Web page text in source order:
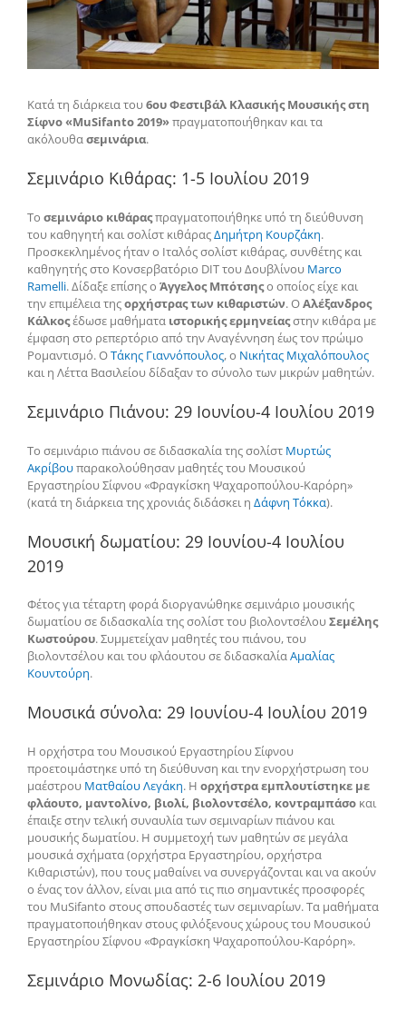
Κατά τη διάρκεια του6ου Φεστιβάλ Κλασικής Μουσικής στη
Σίφνο «MuSifanto 2019»πραγματοποιήθηκαν και τα
ακόλουθασεμινάρια.
Σεμινάριο Κιθάρας: 1-5 Ιουλίου 2019
Το σεμινάριο κιθάραςπραγματοποιήθηκε υπό τη διεύθυνση
του καθηγητή και σολίστ κιθάραςΔημήτρη Κουρζάκη.
Προσκεκλημένος ήταν ο Ιταλός σολίστ κιθάρας, συνθέτης και
καθηγητής στο Κονσερβατόριο DIT του Δουβλίνου Marco
Ramelli. Δίδαξε επίσης ο Άγγελος Μπότσηςο οποίος είχε και
την επιμέλεια τηςορχήστρας των κιθαριστών. ΟΑλέξανδρος
Κάλκοςέδωσε μαθήματα ιστορικής ερμηνείαςστην κιθάρα με
έμφαση στο ρεπερτόριο από την Αναγέννηση έως τον πρώιμο
Ρομαντισμό. OΤάκης Γιαννόπουλος, ο Νικήτας Μιχαλόπουλος
και η Λέττα Βασιλείου δίδαξαν το σύνολο των μικρών μαθητών.
Σεμινάριο Πιάνου: 29 Ιουνίου-4 Ιουλίου 2019
Το σεμινάριο πιάνου σε διδασκαλία της σολίστ Μυρτώς
Ακρίβουπαρακολούθησαν μαθητές του Μουσικού
Εργαστηρίου Σίφνου «Φραγκίσκη Ψαχαροπούλου-Καρόρη»
(κατά τη διάρκεια της χρονιάς διδάσκει η Δάφνη Τόκκα).
Μουσική δωματίου: 29 Ιουνίου-4 Ιουλίου
2019
Φέτος για τέταρτη φορά διοργανώθηκε σεμινάριο μουσικής
δωματίου σε διδασκαλία της σολίστ του βιολοντσέλουΣεμέλης
Κωστούρου. Συμμετείχαν μαθητές του πιάνου, του
βιολοντσέλου και του φλάουτου σε διδασκαλίαΑμαλίας
Κουντούρη.
Μουσικά σύνολα: 29 Ιουνίου-4 Ιουλίου 2019
Η ορχήστρα του Μουσικού Εργαστηρίου Σίφνου
προετοιμάστηκε υπό τη διεύθυνση και την ενορχήστρωση του
μαέστρου Ματθαίου Λεγάκη. Η ορχήστρα εμπλουτίστηκε με
φλάουτο, μαντολίνο, βιολί, βιολοντσέλο, κοντραμπάσο και
έπαιξε στην τελική συναυλία των σεμιναρίων πιάνου και
μουσικής δωματίου. Η συμμετοχή των μαθητών σε μεγάλα
μουσικά σχήματα (ορχήστρα Εργαστηρίου, ορχήστρα
Κιθαριστών), που τους μαθαίνει να συνεργάζονται και να ακούν
ο ένας τον άλλον, είναι μια από τις πιο σημαντικές προσφορές
του MuSifanto στους σπουδαστές των σεμιναρίων. Τα μαθήματα
πραγματοποιήθηκαν στους φιλόξενους χώρους του Μουσικού
Εργαστηρίου Σίφνου «Φραγκίσκη Ψαχαροπούλου-Καρόρη».
Σεμινάριο Μονωδίας: 2-6 Ιουλίου 2019